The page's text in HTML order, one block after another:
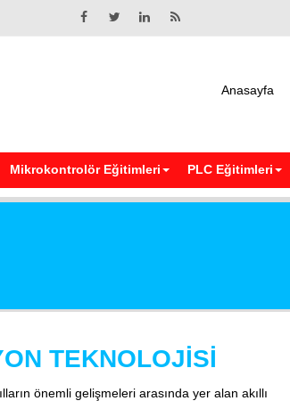
Anasayfa
Mikrokontrolör Eğitimleri PLC Eğitimleri
TEKNOLOJİSİ
önemli gelişmeleri arasında yer alan akıllı